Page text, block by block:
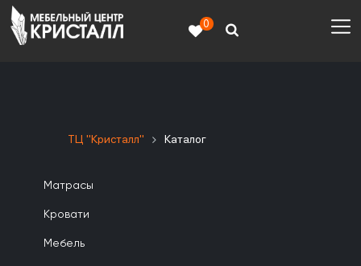
0
ТЦ "Кристалл" Каталог
Матрасы
Кровати
Мебель